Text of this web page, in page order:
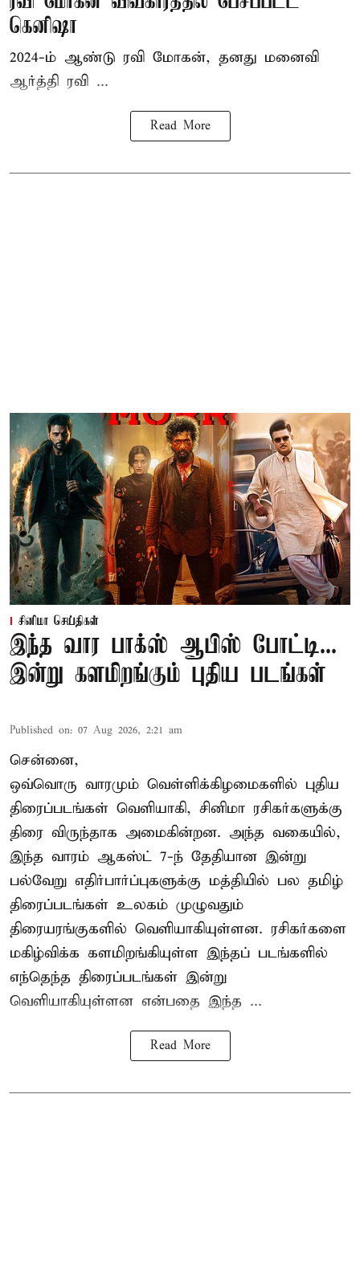
கெனிஷா
2024-ம் ஆண்டு ரவி மோகன், தனது மனைவி
ஆர்த்தி ரவி ...
Read More
சினிமா செய்திகள்
இந்த வார பாக்ஸ் ஆபிஸ் போட்டி...
இன்று களமிறங்கும் புதிய படங்கள்
Published on: 07 Aug 2026, 2:21 am
சென்னை,
ஒவ்வொரு வாரமும் வெள்ளிக்கிழமைகளில் புதிய
திரைப்படங்கள் வெளியாகி, சினிமா ரசிகர்களுக்கு
திரை விருந்தாக அமைகின்றன. அந்த வகையில்,
இந்த வாரம் ஆகஸ்ட் 7-ந் தேதியான இன்று
பல்வேறு எதிர்பார்ப்புகளுக்கு மத்தியில் பல தமிழ்
திரைப்படங்கள் உலகம் முழுவதும்
திரையரங்குகளில் வெளியாகியுள்ளன. ரசிகர்களை
மகிழ்விக்க களமிறங்கியுள்ள இந்தப் படங்களில்
எந்தெந்த திரைப்படங்கள் இன்று
வெளியாகியுள்ளன என்பதை இந்த ...
Read More